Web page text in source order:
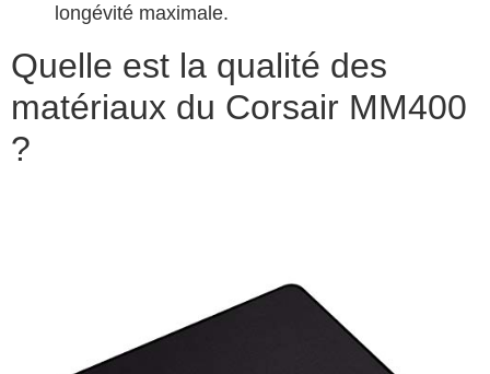
longévité maximale.
Quelle est la qualité des
matériaux du Corsair MM400
?